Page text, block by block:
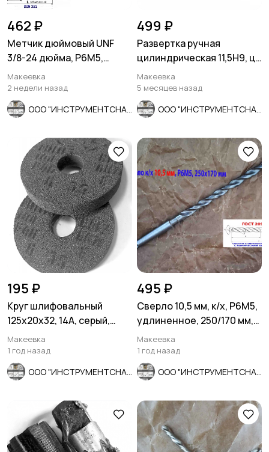
462 ₽
Метчик дюймовый UNF
3/8-24 дюйма, Р6М5,
штучный, 24 нитки, 80/34
мм.
Макеевка
2 недели назад
499 ₽
Развертка ручная
цилиндрическая 11,5Н9, ц/
х, 9ХС, Z8, 142/71 мм,
СССР.
Макеевка
5 месяцев назад
195 ₽
Круг шлифовальный
125х20х32, 14А, серый,
среднее зерно, ГОСТ
2424-83.
Макеевка
1 год назад
495 ₽
Сверло 10,5 мм, к/х, Р6М5,
удлиненное, 250/170 мм,
КМ1, СССР.
Макеевка
1 год назад